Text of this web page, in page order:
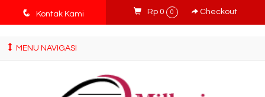
tv3ISbyqwvMDypa7aIfj2FUlPKawe7X5fX5v6wsT4Ns
q Kontak Kami Rp 0 0 Checkout
MENU NAVIGASI